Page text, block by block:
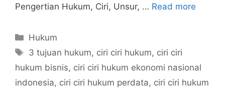
Pengertian Hukum, Ciri, Unsur, … Read more
Categories
Hukum
Tags
3 tujuan hukum, ciri ciri hukum, ciri ciri
hukum bisnis, ciri ciri hukum ekonomi nasional
indonesia, ciri ciri hukum perdata, ciri ciri hukum